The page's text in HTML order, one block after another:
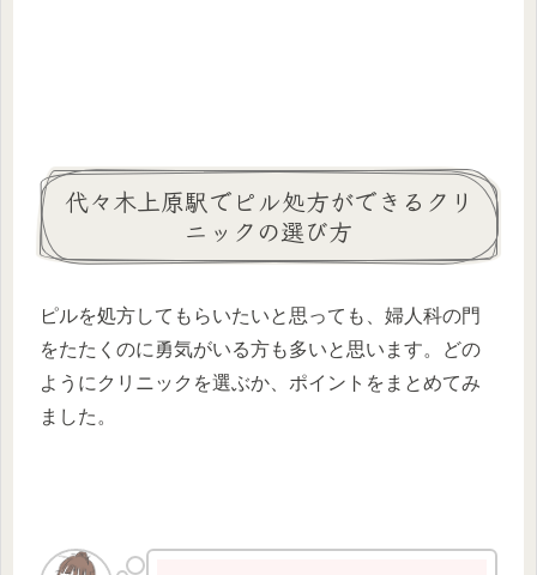
代々木上原駅でピル処方ができるクリ
ニックの選び方
ピルを処方してもらいたいと思っても、婦人科の門
をたたくのに勇気がいる方も多いと思います。どの
ようにクリニックを選ぶか、ポイントをまとめてみ
ました。